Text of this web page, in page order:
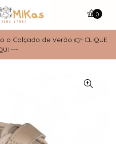
o Calçado de Verão 👉 CLIQUE
---
0